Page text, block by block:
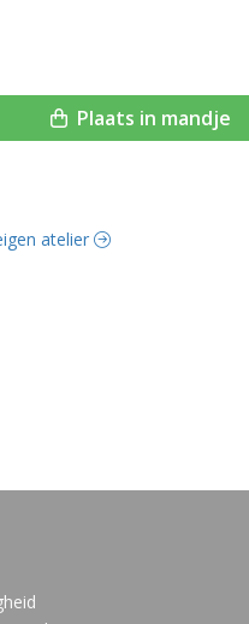
Plaats in mandje
atelier